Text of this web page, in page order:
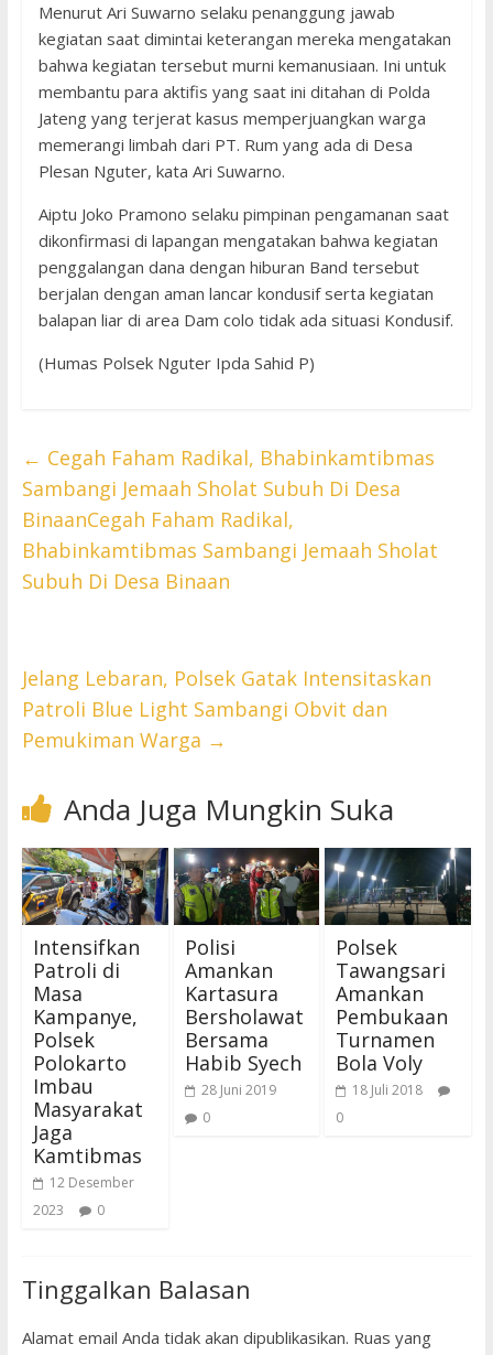
Menurut Ari Suwarno selaku penanggung jawab
kegiatan saat dimintai keterangan mereka mengatakan
bahwa kegiatan tersebut murni kemanusiaan. Ini untuk
membantu para aktifis yang saat ini ditahan di Polda
Jateng yang terjerat kasus memperjuangkan warga
memerangi limbah dari PT. Rum yang ada di Desa
Plesan Nguter, kata Ari Suwarno.
Aiptu Joko Pramono selaku pimpinan pengamanan saat
dikonfirmasi di lapangan mengatakan bahwa kegiatan
penggalangan dana dengan hiburan Band tersebut
berjalan dengan aman lancar kondusif serta kegiatan
balapan liar di area Dam colo tidak ada situasi Kondusif.
(Humas Polsek Nguter Ipda Sahid P)
← Cegah Faham Radikal, Bhabinkamtibmas
Sambangi Jemaah Sholat Subuh Di Desa
BinaanCegah Faham Radikal,
Bhabinkamtibmas Sambangi Jemaah Sholat
Subuh Di Desa Binaan
Jelang Lebaran, Polsek Gatak Intensitaskan
Patroli Blue Light Sambangi Obvit dan
Pemukiman Warga →
Anda Juga Mungkin Suka
Intensifkan
Patroli di
Masa
Kampanye,
Polsek
Polokarto
Imbau
Masyarakat
Jaga
Kamtibmas
12 Desember
2023
0
Polisi
Amankan
Kartasura
Bersholawat
Bersama
Habib Syech
28 Juni 2019
0
Polsek
Tawangsari
Amankan
Pembukaan
Turnamen
Bola Voly
18 Juli 2018
0
Tinggalkan Balasan
Alamat email Anda tidak akan dipublikasikan. Ruas yang